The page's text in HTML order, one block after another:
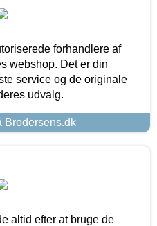
forhandlere af
webshop. Det er din
service og de originale
udvalg.
Brodersens.dk
altid efter at bruge de